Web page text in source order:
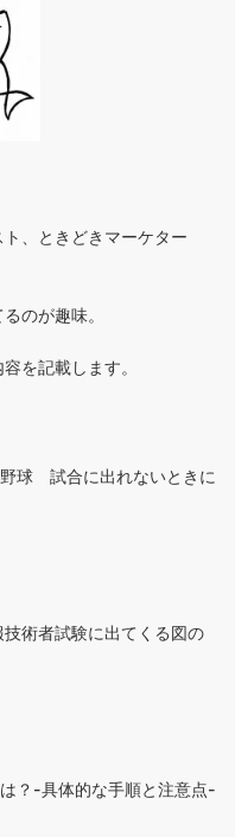
、ときどきマーケター
のが趣味。
を記載します。
球 試合に出れないときに
術者試験に出てくる図の
？-具体的な手順と注意点-